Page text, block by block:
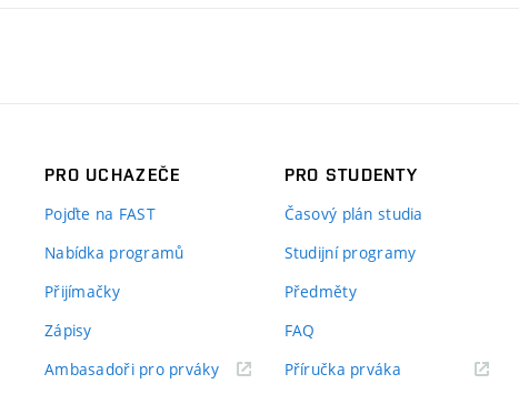
PRO UCHAZEČE
Pojďte na FAST
Nabídka programů
Přijímačky
Zápisy
Ambasadoři pro prváky(externí
PRO STUDENTY
Časový plán studia
Studijní programy
Předměty
FAQ
Příručka prváka(externí